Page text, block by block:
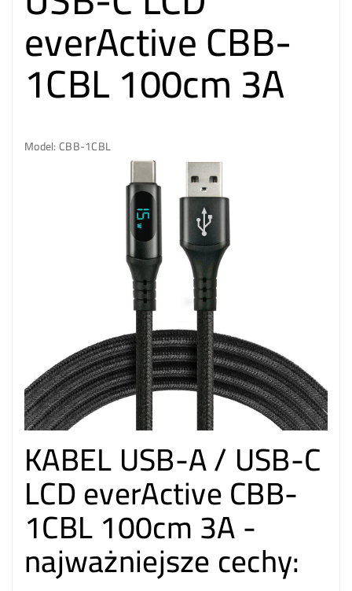
everActive CBB-
1CBL 100cm 3A
Model: CBB-1CBL
KABEL USB-A / USB-C
LCD everActive CBB-
1CBL 100cm 3A -
najważniejsze cechy: